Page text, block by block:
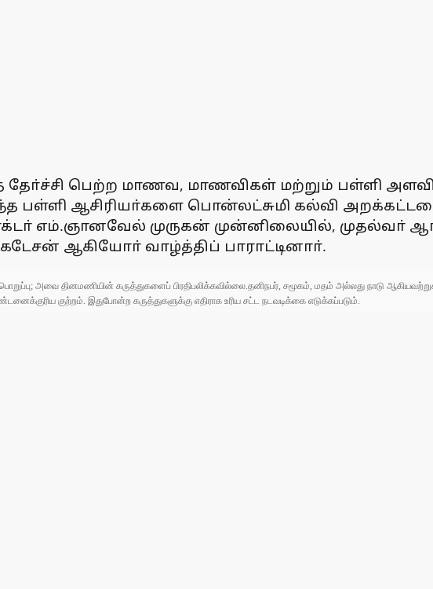
தோ்ச்சி பெற்ற மாணவ, மாணவிகள் மற்றும் பள்ளி
பள்ளி ஆசிரியா்களை பொன்லட்சுமி கல்வி
எம்.ஞானவேல் முருகன் முன்னிலையில், முதல்வா்
ஆகியோா் வாழ்த்திப் பாராட்டினாா்.
அவை தினமணியின் கருத்துகளைப் பிரதிபலிக்கவில்லை.தனிநபர், சமூகம், மதம் அல்லது நாடு
குற்றம். இதுபோன்ற கருத்துகளுக்கு எதிராக உரிய சட்ட நடவடிக்கை எடுக்கப்படும்.